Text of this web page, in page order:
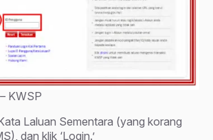
KWSP
Laluan Sementara (yang korang
dan klik ‘Login.’